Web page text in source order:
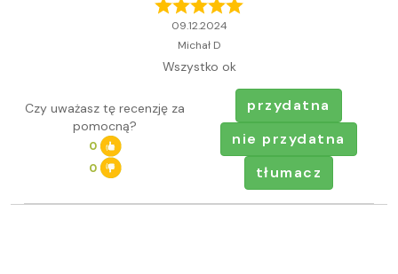
09.12.2024
Michał D
Wszystko ok
Czy uważasz tę recenzję za
pomocną?
0
0
przydatna
nie przydatna
tłumacz